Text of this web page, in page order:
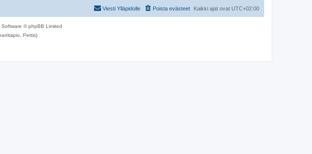
Kaikki ajat ovat UTC+02:00
Poista evästeet
Viesti Ylläpidolle
Software © phpBB Limited
Pettis)